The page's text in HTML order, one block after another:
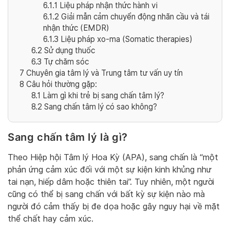
6.1.1 Liệu pháp nhận thức hành vi
6.1.2 Giải mẫn cảm chuyển động nhãn cầu và tái
nhận thức (EMDR)
6.1.3 Liệu pháp xo-ma (Somatic therapies)
6.2 Sử dụng thuốc
6.3 Tự chăm sóc
7 Chuyên gia tâm lý và Trung tâm tư vấn uy tín
8 Câu hỏi thường gặp:
8.1 Làm gì khi trẻ bị sang chấn tâm lý?
8.2 Sang chấn tâm lý có sao không?
Sang chấn tâm lý là gì?
Theo Hiệp hội Tâm lý Hoa Kỳ (APA), sang chấn là “một
phản ứng cảm xúc đối với một sự kiện kinh khủng như
tai nạn, hiếp dâm hoặc thiên tai”. Tuy nhiên, một người
cũng có thể bị sang chấn với bất kỳ sự kiện nào mà
người đó cảm thấy bị đe dọa hoặc gây nguy hại về mặt
thể chất hay cảm xúc.